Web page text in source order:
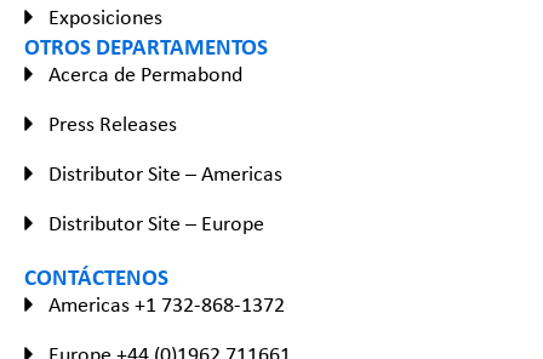
Exposiciones
OTROS DEPARTAMENTOS
Acerca de Permabond
Press Releases
Distributor Site – Americas
Distributor Site – Europe
CONTÁCTENOS
Americas +1 732-868-1372